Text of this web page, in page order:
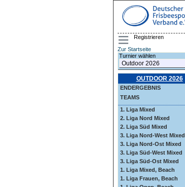
Registrieren
Zur Startseite
Turnier wählen
OUTDOOR 2026
ENDERGEBNIS
TEAMS
1. Liga Mixed
2. Liga Nord Mixed
2. Liga Süd Mixed
3. Liga Nord-West Mixed
3. Liga Nord-Ost Mixed
3. Liga Süd-West Mixed
3. Liga Süd-Ost Mixed
1. Liga Mixed, Beach
1. Liga Frauen, Beach